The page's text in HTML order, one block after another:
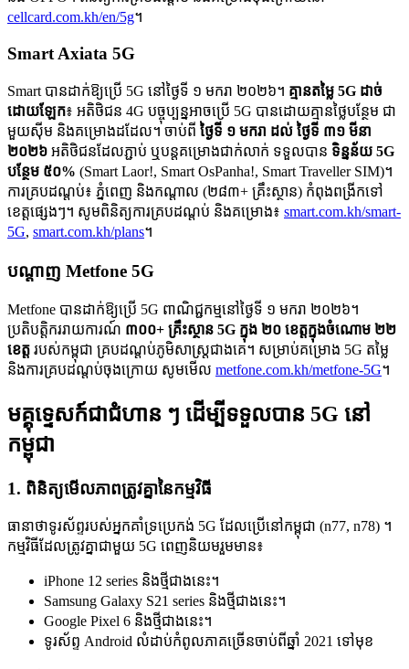
cellcard.com.kh/en/5g។
Smart Axiata 5G
Smart បានដាក់ឱ្យប្រើ 5G នៅថ្ងៃទី ១ មករា ២០២៦។ គ្មានតម្លៃ 5G ដាច់
ដោយឡែក៖ អតិថិជន 4G បច្ចុប្បន្នអាចប្រើ 5G បានដោយគ្មានថ្លៃបន្ថែម ជា
មួយស៊ីម និងគម្រោងដដែល។ ចាប់ពី ថ្ងៃទី ១ មករា ដល់ ថ្ងៃទី ៣១ មីនា
២០២៦ អតិថិជនដែលភ្ជាប់ ឬបន្តគម្រោងជាក់លាក់ ទទួលបាន ទិន្នន័យ 5G
បន្ថែម ៥០% (Smart Laor!, Smart OsPanha!, Smart Traveller SIM)។
ការគ្របដណ្តប់៖ ភ្នំពេញ និងកណ្តាល (២៨៣+ គ្រឹះស្ថាន) កំពុងពង្រីកទៅ
ខេត្តផ្សេងៗ។ សូមពិនិត្យការគ្របដណ្តប់ និងគម្រោង៖ smart.com.kh/smart-
5G, smart.com.kh/plans។
បណ្តាញ Metfone 5G
Metfone បានដាក់ឱ្យប្រើ 5G ពាណិជ្ជកម្មនៅថ្ងៃទី ១ មករា ២០២៦។
ប្រតិបត្តិកររាយការណ៍ ៣០០+ គ្រឹះស្ថាន 5G ក្នុង ២០ ខេត្តក្នុងចំណោម ២២
ខេត្ត របស់កម្ពុជា គ្របដណ្តប់ភូមិសាស្ត្រជាងគេ។ សម្រាប់គម្រោង 5G តម្លៃ
និងការគ្របដណ្តប់ចុងក្រោយ សូមមើល metfone.com.kh/metfone-5G។
មគ្គុទ្ទេសក៍ជាជំហាន ៗ ដើម្បីទទួលបាន 5G នៅ
កម្ពុជា
1. ពិនិត្យមើលភាពត្រូវគ្នានៃកម្មវិធី
ធានាថាទូរស័ព្ទរបស់អ្នកគាំទ្រប្រេកង់ 5G ដែលប្រើនៅកម្ពុជា (n77, n78) ។
កម្មវិធីដែលត្រូវគ្នាជាមួយ 5G ពេញនិយមរួមមាន៖
iPhone 12 series និងថ្មីជាងនេះ។
Samsung Galaxy S21 series និងថ្មីជាងនេះ។
Google Pixel 6 និងថ្មីជាងនេះ។
ទូរស័ព្ទ Android លំដាប់កំពូលភាគច្រើនចាប់ពីឆ្នាំ 2021 ទៅមុខ